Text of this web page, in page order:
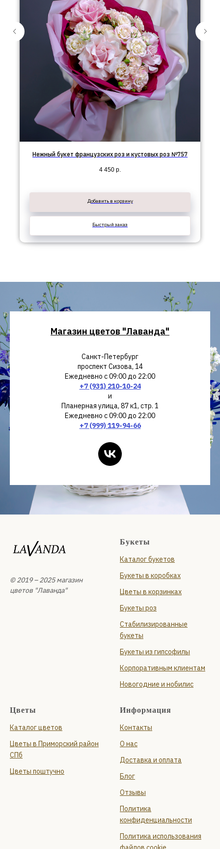
Нежный букет французских роз и кустовых роз №757
4 450 р.
Добавить в корзину
Быстрый заказ
Магазин цветов "Лаванда"
Санкт-Петербург
проспект Сизова, 14
Ежедневно с 09:00 до 22:00
+7 (931) 210-10-24
и
Планерная улица, 87 к1, стр. 1
Ежедневно с 09:00 до 22:00
+7 (999) 119-94-66
© 2019 – 2025 магазин
цветов "Лаванда"
Букеты
Каталог букетов
Букеты в коробках
Цветы в корзинках
Букеты роз
Стабилизированные
букеты
Букеты из гипсофилы
Корпоративным клиентам
Новогодние и нобилис
Цветы
Каталог цветов
Цветы в Приморский район
СПб
Цветы поштучно
Информация
Контакты
О нас
Доставка и оплата
Блог
Отзывы
Политика
конфиденциальности
Политика использования